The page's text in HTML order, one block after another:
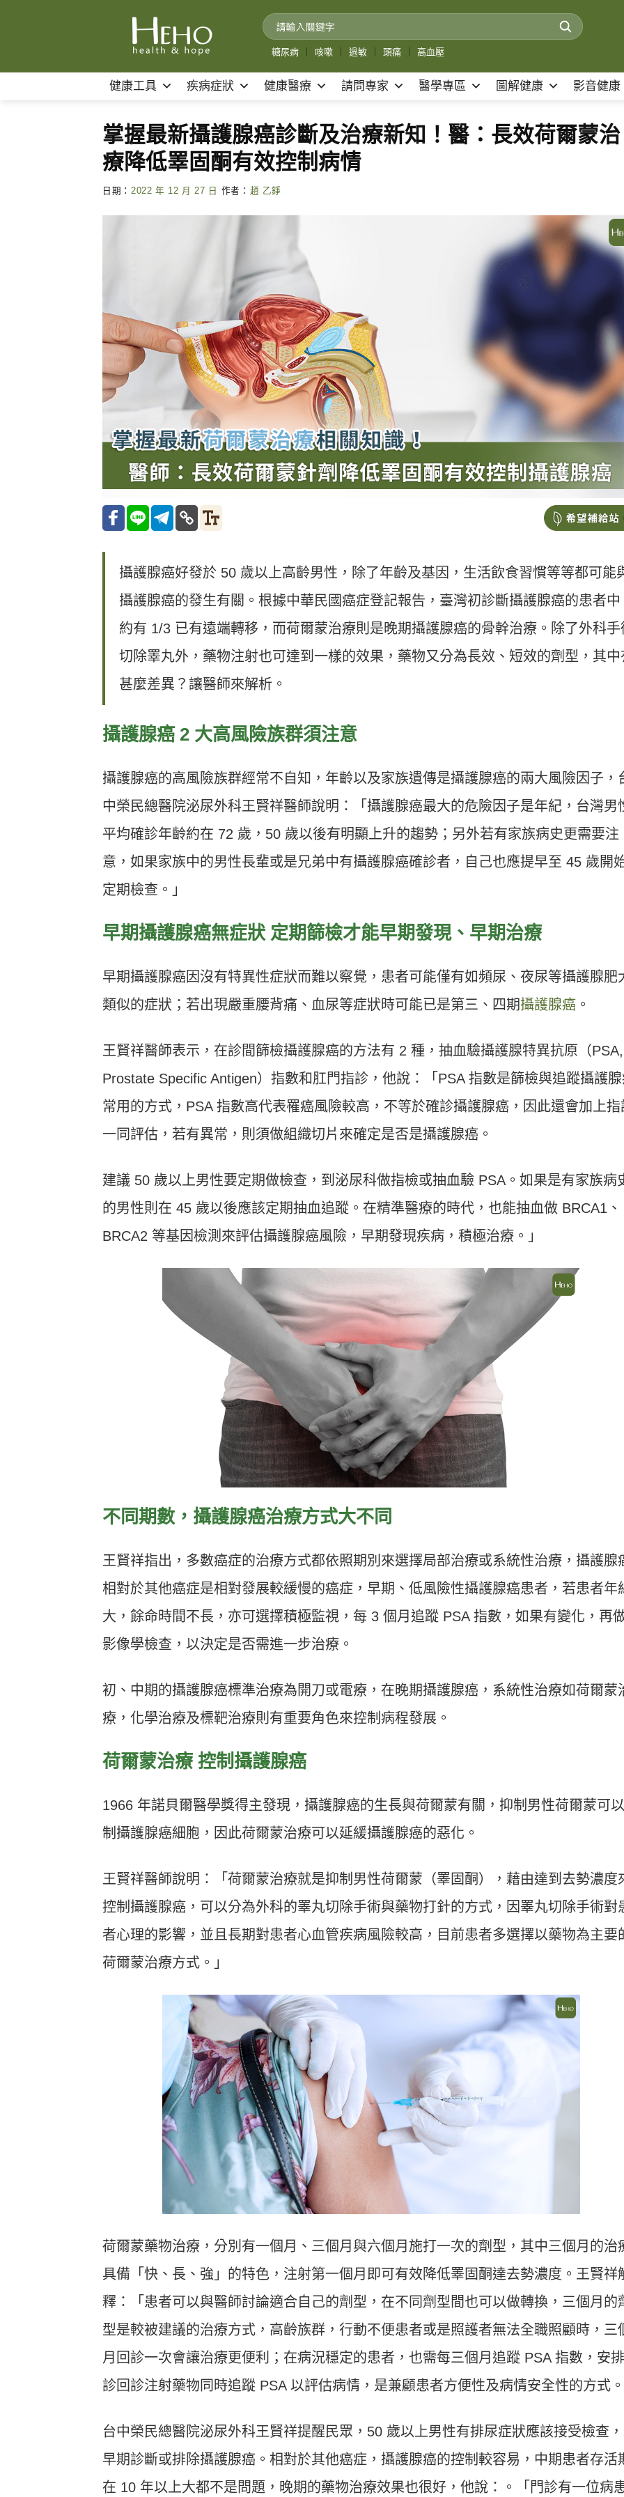
糖尿病 咳嗽 過敏 頭痛 高血壓
健康工具 疾病症狀 健康醫療 請問專家 醫學專區 圖解健康 影音健康
掌握最新攝護腺癌診斷及治療新知！醫：長效荷爾蒙治
療降低睪固酮有效控制病情
日期： 2022 年 12 月 27 日 作者： 趙 乙錚
攝護腺癌好發於 50 歲以上高齡男性，除了年齡及基因，生活飲食習慣等等都可能
攝護腺癌的發生有關。根據中華民國癌症登記報告，臺灣初診斷攝護腺癌的患者中
約有 1/3 已有遠端轉移，而荷爾蒙治療則是晚期攝護腺癌的骨幹治療。除了外科手
切除睪丸外，藥物注射也可達到一樣的效果，藥物又分為長效、短效的劑型，其中
甚麼差異？讓醫師來解析。
攝護腺癌 2 大高風險族群須注意
攝護腺癌的高風險族群經常不自知，年齡以及家族遺傳是攝護腺癌的兩大風險因子，
中榮民總醫院泌尿外科王賢祥醫師說明：「攝護腺癌最大的危險因子是年紀，台灣男
平均確診年齡約在 72 歲，50 歲以後有明顯上升的趨勢；另外若有家族病史更需要注
意，如果家族中的男性長輩或是兄弟中有攝護腺癌確診者，自己也應提早至 45 歲開
定期檢查。」
早期攝護腺癌無症狀 定期篩檢才能早期發現、早期治療
早期攝護腺癌因沒有特異性症狀而難以察覺，患者可能僅有如頻尿、夜尿等攝護腺肥
類似的症狀；若出現嚴重腰背痛、血尿等症狀時可能已是第三、四期攝護腺癌 。
王賢祥醫師表示，在診間篩檢攝護腺癌的方法有 2 種，抽血驗攝護腺特異抗原（PSA,
Prostate Specific Antigen）指數和肛門指診，他說：「PSA 指數是篩檢與追蹤攝護
常用的方式，PSA 指數高代表罹癌風險較高，不等於確診攝護腺癌，因此還會加上指
一同評估，若有異常，則須做組織切片來確定是否是攝護腺癌。
建議 50 歲以上男性要定期做檢查，到泌尿科做指檢或抽血驗 PSA。如果是有家族病
的男性則在 45 歲以後應該定期抽血追蹤。在精準醫療的時代，也能抽血做 BRCA1、
BRCA2 等基因檢測來評估攝護腺癌風險，早期發現疾病，積極治療。」
不同期數，攝護腺癌治療方式大不同
王賢祥指出，多數癌症的治療方式都依照期別來選擇局部治療或系統性治療，攝護腺
相對於其他癌症是相對發展較緩慢的癌症，早期、低風險性攝護腺癌患者，若患者年
大，餘命時間不長，亦可選擇積極監視，每 3 個月追蹤 PSA 指數，如果有變化，再
影像學檢查，以決定是否需進一步治療。
初、中期的攝護腺癌標準治療為開刀或電療，在晚期攝護腺癌，系統性治療如荷爾蒙
療，化學治療及標靶治療則有重要角色來控制病程發展。
荷爾蒙治療 控制攝護腺癌
1966 年諾貝爾醫學獎得主發現，攝護腺癌的生長與荷爾蒙有關，抑制男性荷爾蒙可
制攝護腺癌細胞，因此荷爾蒙治療可以延緩攝護腺癌的惡化。
王賢祥醫師說明：「荷爾蒙治療就是抑制男性荷爾蒙（睪固酮），藉由達到去勢濃度
控制攝護腺癌，可以分為外科的睪丸切除手術與藥物打針的方式，因睪丸切除手術對
者心理的影響，並且長期對患者心血管疾病風險較高，目前患者多選擇以藥物為主要
荷爾蒙治療方式。」
荷爾蒙藥物治療，分別有一個月、三個月與六個月施打一次的劑型，其中三個月的治
具備「快、長、強」的特色，注射第一個月即可有效降低睪固酮達去勢濃度。王賢祥
釋：「患者可以與醫師討論適合自己的劑型，在不同劑型間也可以做轉換，三個月的
型是較被建議的治療方式，高齡族群，行動不便患者或是照護者無法全職照顧時，三
月回診一次會讓治療更便利；在病況穩定的患者，也需每三個月追蹤 PSA 指數，安
診回診注射藥物同時追蹤 PSA 以評估病情，是兼顧患者方便性及病情安全性的方式。
台中榮民總醫院泌尿外科王賢祥提醒民眾，50 歲以上男性有排尿症狀應該接受檢查
早期診斷或排除攝護腺癌。相對於其他癌症，攝護腺癌的控制較容易，中期患者存活
在 10 年以上大都不是問題，晚期的藥物治療效果也很好，他說：。「門診有一位病